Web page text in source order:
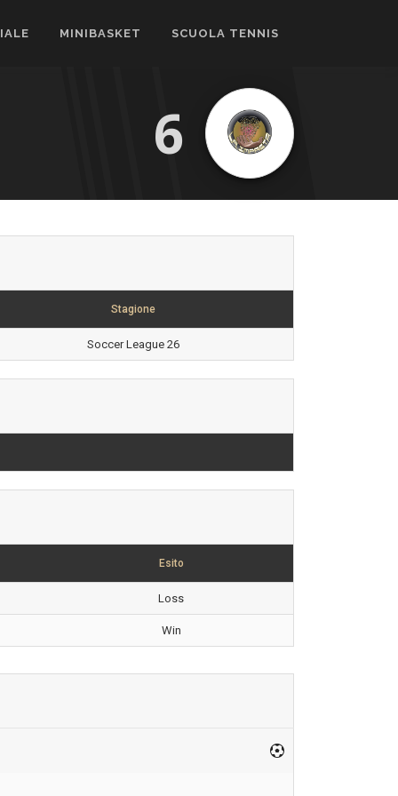
MINIBASKET SCUOLA TENNIS
6
Stagione
Soccer League 26
Esito
Loss
Win